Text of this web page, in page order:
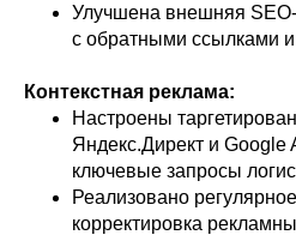
Улучшена внешняя
с обратными ссылками
Контекстная реклама:
Настроены
Яндекс.Директ и Google
ключевые запросы
Реализовано
корректировка